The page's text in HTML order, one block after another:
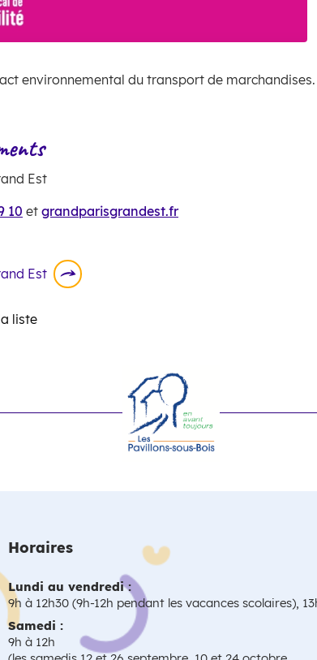
environnemental du transport de marchandises.
Est
10 et grandparisgrandest.fr
Est
liste
Horaires
Lundi au vendredi :
9h à 12h30 (9h-12h pendant les vacances scolaires),
Samedi :
9h à 12h